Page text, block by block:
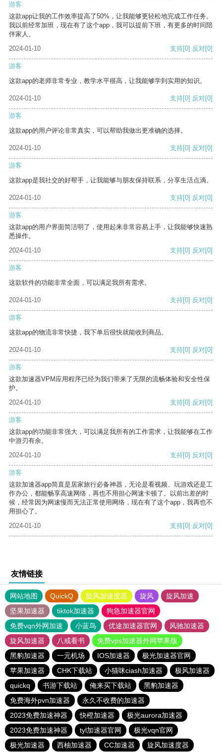
游客
这款app让我的工作效率提高了50%，让我能够更轻松地完成工作任务。
我以前经常加班，现在有了这个app，我可以提前下班，有更多的时间陪
伴家人。
2024-01-10
支持[0] 反对[0]
游客
这款app的老师非常专业，教学水平很高，让我能够学到实用的知识。
2024-01-10 支持[0] 反对[0]
游客
这款app的用户评论非常真实，可以帮助我做出更准确的选择。
2024-01-10 支持[0] 反对[0]
游客
这款app是我社交的好帮手，让我能够与朋友保持联系，分享生活点滴。
2024-01-10 支持[0] 反对[0]
游客
这款app的用户界面简洁明了，使用起来非常容易上手，让我能够快速熟
悉操作。
2024-01-10
支持[0] 反对[0]
游客
这款软件的功能非常全面，可以满足我所有需求。
2024-01-10 支持[0] 反对[0]
游客
这款app的物流非常快捷，我下单后很快就能收到商品。
2024-01-10 支持[0] 反对[0]
游客
这款加速器VPM应用程序已经为我们带来了无限的流畅体验和安全性保
护。
2024-01-10
支持[0] 反对[0]
游客
这款app的功能非常强大，可以满足我所有的工作需求，让我能够在工作
中游刃有余。
2024-01-10
支持[0] 反对[0]
游客
这款加速器app简直是居家旅行必备神器，无论是看视频、玩游戏还是工
作办公，都能畅享高速网络，再也不用担心网速卡顿了。以前出差的时
候，经常因为网速慢而无法正常使用网络，现在有了这个app，我再也不
用担心了。
2024-01-10
支持[0] 反对[0]
友情链接
网站地图 QuickQ 旋风加速度器 旋风
旋风加速
坚果加速器
tiktok加速器
狗急加速器官网
免费vqn外网加速
小蓝鸟 优途加速器官网
风驰加速器
旋风加速器
八戒看书
免费vps加速器外网苹果版
黑豹加速器
一元机场 IOS加速器
极光加速器官网
苹果加速器
CHK下载站 小猫咪ciash加速器
极风加速器
quickq
书游下载站 俺来买下载站
黑豹加速器
免费海外pvn加速器
永久不收费的加速器
2023免费加速神器
快橙加速器
极光aurora加速器
2023免费加速神器
tyl加速器官网
极光vqn官网
极光加速器
西柚加速器 CC加速器 旋风加速度器